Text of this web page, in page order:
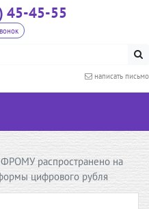
45-45-55
написать письмо
распространено на
цифрового рубля